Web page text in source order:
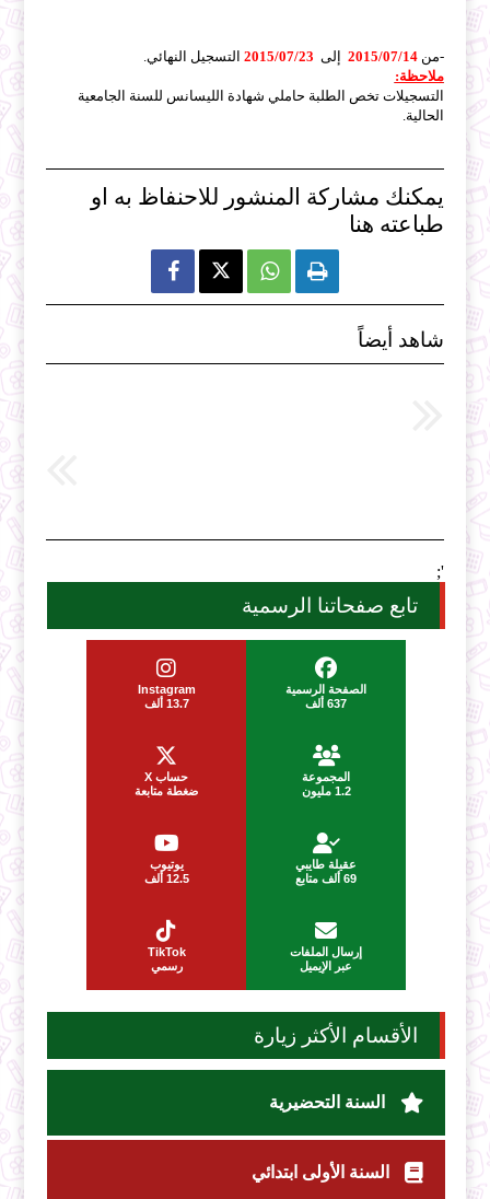
-من2015/07/14 إلى 2015/07/23 التسجيل النهائي.
ملاحظة:
التسجيلات تخص الطلبة حاملي شهادة الليسانس للسنة الجامعية
الحالية.
يمكنك مشاركة المنشور للاحنفاظ به او
طباعته هنا
  
شاهد أيضاً
';
تابع صفحاتنا الرسمية
الصفحة الرسمية
637 ألف
Instagram
13.7 ألف
المجموعة
1.2 مليون
حساب X
ضغطة متابعة
عقيلة طايبي
69 ألف متابع
يوتيوب
12.5 ألف
إرسال الملفات
عبر الإيميل
TikTok
رسمي
الأقسام الأكثر زيارة
السنة التحضيرية
السنة الأولى ابتدائي